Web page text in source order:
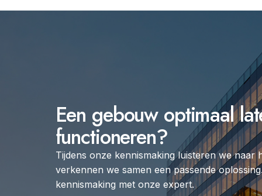
Een gebouw optimaal
functioneren?
Tijdens onze kennismaking luisteren we naar
verkennen we samen een passende
kennismaking met onze expert.